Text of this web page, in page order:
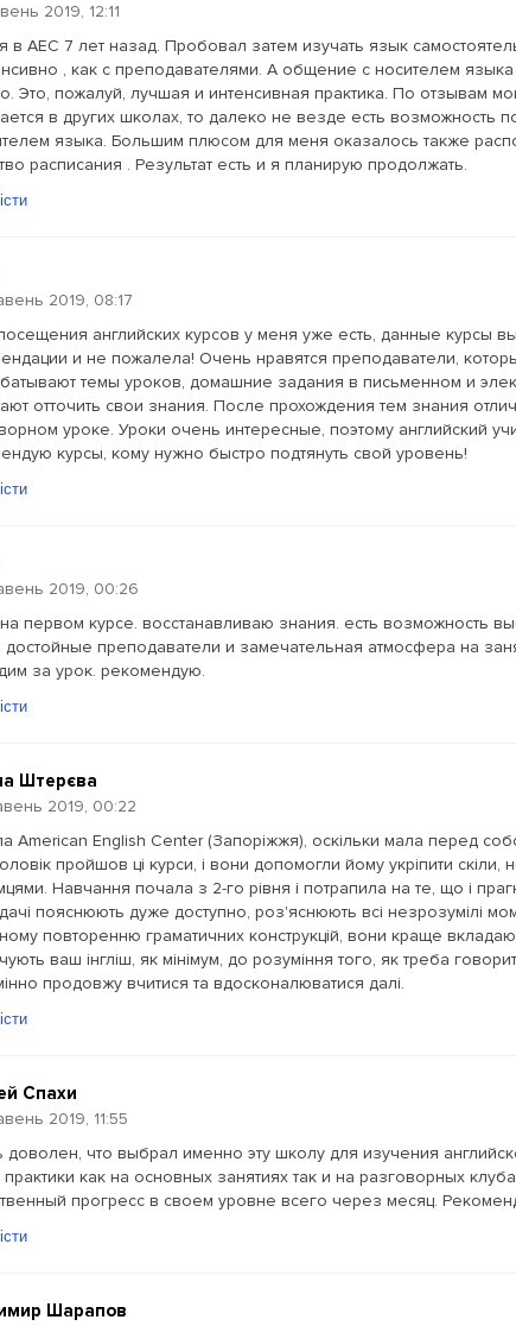
2019, 12:11
в AEC 7 лет назад. Пробовал затем изучать язык
, как с преподавателями. А общение с носителем
Это, пожалуй, лучшая и интенсивная практика. По отзывам
в других школах, то далеко не везде есть возможность
языка. Большим плюсом для меня оказалось также
расписания . Результат есть и я планирую продолжать.
2019, 08:17
английских курсов у меня уже есть, данные курсы
и не пожалела! Очень нравятся преподаватели,
темы уроков, домашние задания в письменном и
отточить свои знания. После прохождения тем знания
уроке. Уроки очень интересные, поэтому английский
курсы, кому нужно быстро подтянуть свой уровень!
2019, 00:26
первом курсе. восстанавливаю знания. есть возможность
достойные преподаватели и замечательная атмосфера на
за урок. рекомендую.
Штерєва
2019, 00:22
American English Center (Запоріжжя), оскільки мала перед
пройшов ці курси, і вони допомогли йому укріпити скіли,
Навчання почала з 2-го рівня і потрапила на те, що і
пояснюють дуже доступно, роз'яснюють всі незрозумілі
повторенню граматичних конструкцій, вони краще
ваш інгліш, як мінімум, до розуміння того, як треба
продовжу вчитися та вдосконалюватися далі.
Спахи
2019, 11:55
доволен, что выбрал именно эту школу для изучения
как на основных занятиях так и на разговорных
прогресс в своем уровне всего через месяц.
Шарапов